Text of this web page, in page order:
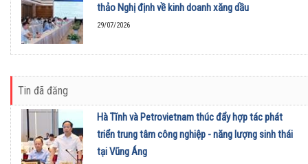
thảo Nghị định về kinh doanh xăng dầu
29/07/2026
Tin đã đăng
Hà Tĩnh và Petrovietnam thúc đẩy hợp tác phát
triển trung tâm công nghiệp - năng lượng sinh thái
tại Vũng Áng